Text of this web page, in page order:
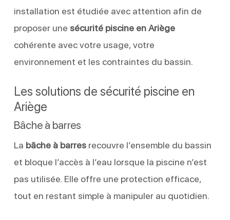
installation est étudiée avec attention afin de
proposer une sécurité piscine en Ariège
cohérente avec votre usage, votre
environnement et les contraintes du bassin.
Les solutions de sécurité piscine en
Ariège
Bâche à barres
La bâche à barresrecouvre l’ensemble du bassin
et bloque l’accès à l’eau lorsque la piscine n’est
pas utilisée. Elle offre une protection efficace,
tout en restant simple à manipuler au quotidien.